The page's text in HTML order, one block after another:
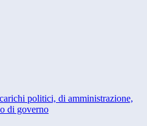
politici, di amministrazione,
di governo